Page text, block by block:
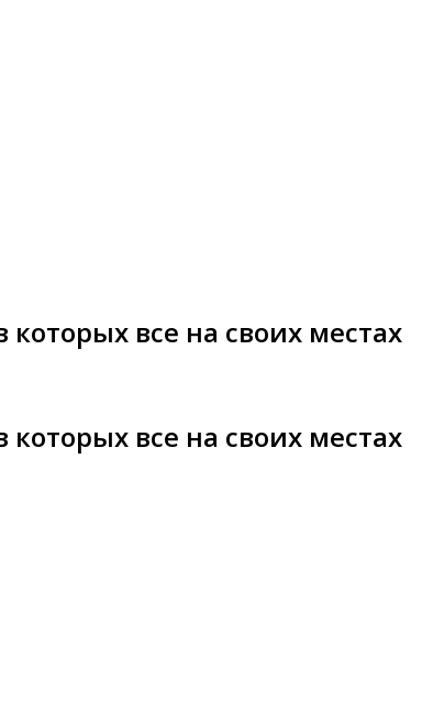
все на своих местах
все на своих местах